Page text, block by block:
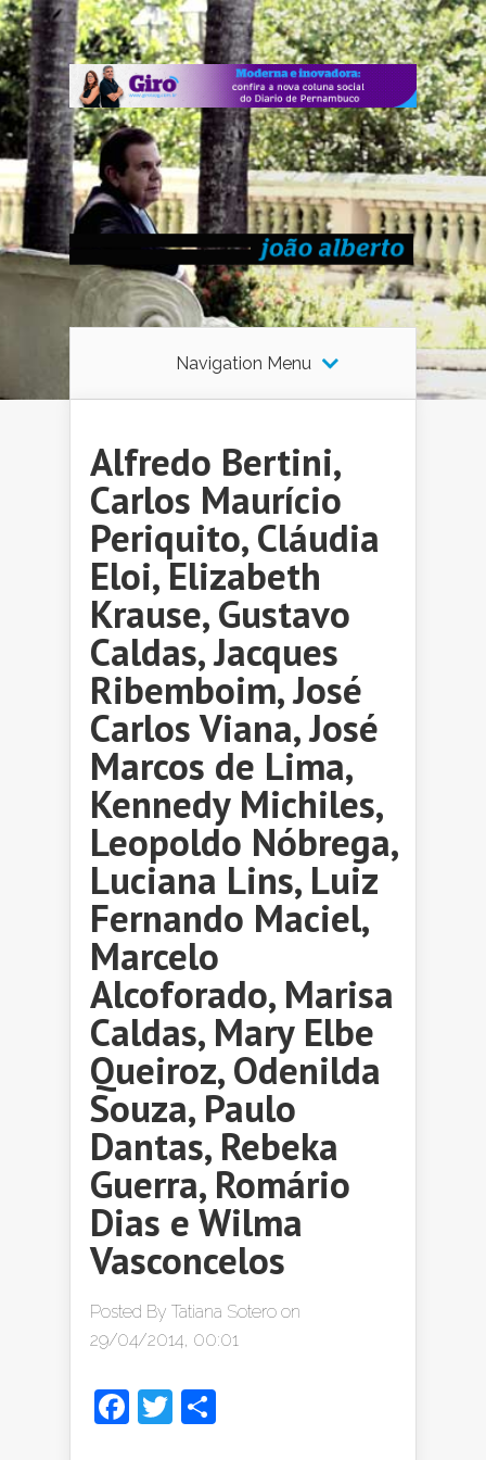
Navigation Menu
Alfredo Bertini,
Carlos Maurício
Periquito, Cláudia
Eloi, Elizabeth
Krause, Gustavo
Caldas, Jacques
Ribemboim, José
Carlos Viana, José
Marcos de Lima,
Kennedy Michiles,
Leopoldo Nóbrega,
Luciana Lins, Luiz
Fernando Maciel,
Marcelo
Alcoforado, Marisa
Caldas, Mary Elbe
Queiroz, Odenilda
Souza, Paulo
Dantas, Rebeka
Guerra, Romário
Dias e Wilma
Vasconcelos
Posted By Tatiana Sotero on
29/04/2014, 00:01
Facebook
Twitter